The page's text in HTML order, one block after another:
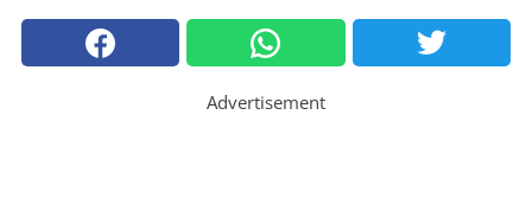
Advertisement